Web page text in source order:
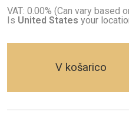
VAT: 0.00% (Can vary based
Is United States your
V košarico